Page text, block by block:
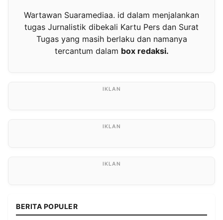
Wartawan Suaramediaa. id dalam menjalankan
tugas Jurnalistik dibekali Kartu Pers dan Surat
Tugas yang masih berlaku dan namanya
tercantum dalam box redaksi.
BERITA POPULER